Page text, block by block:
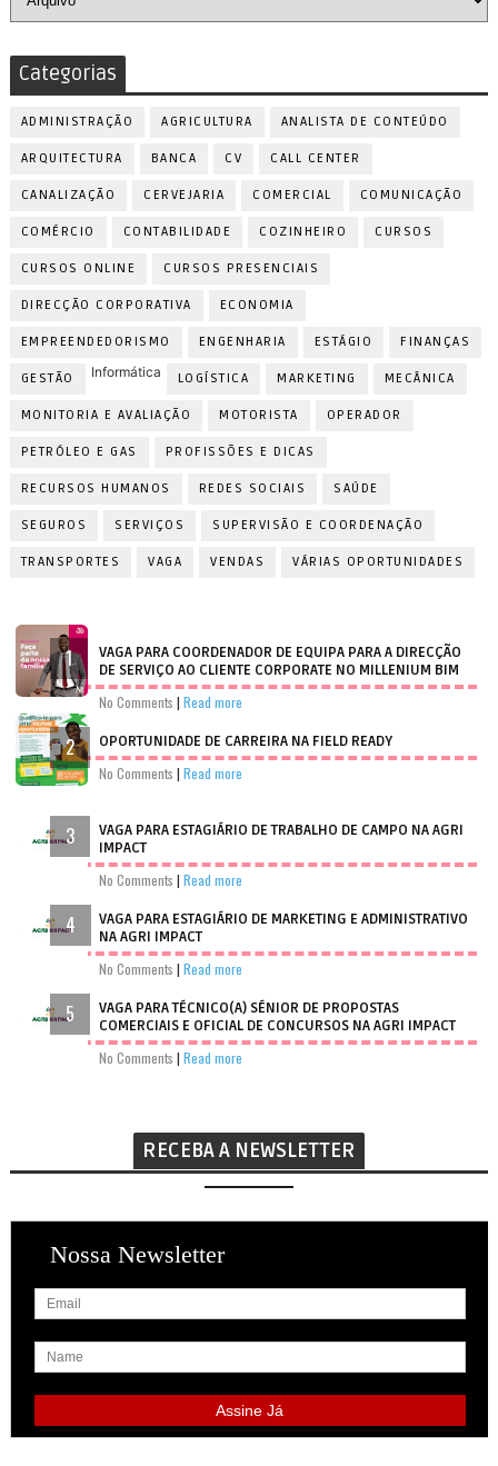
Categorias
ADMINISTRAÇÃO AGRICULTURA ANALISTA DE CONTEÚDO
ARQUITECTURA BANCA CV CALL CENTER
CANALIZAÇÃO CERVEJARIA COMERCIAL COMUNICAÇÃO
COMÉRCIO CONTABILIDADE COZINHEIRO CURSOS
CURSOS ONLINE CURSOS PRESENCIAIS
DIRECÇÃO CORPORATIVA ECONOMIA
EMPREENDEDORISMO ENGENHARIA ESTÁGIO FINANÇAS
GESTÃO Informática LOGÍSTICA MARKETING MECÂNICA
MONITORIA E AVALIAÇÃO MOTORISTA OPERADOR
PETRÓLEO E GAS PROFISSÕES E DICAS
RECURSOS HUMANOS REDES SOCIAIS SAÚDE
SEGUROS SERVIÇOS SUPERVISÃO E COORDENAÇÃO
TRANSPORTES VAGA VENDAS VÁRIAS OPORTUNIDADES
VAGA PARA COORDENADOR DE EQUIPA PARA A DIRECÇÃO
DE SERVIÇO AO CLIENTE CORPORATE NO MILLENIUM BIM
No Comments | Read more
OPORTUNIDADE DE CARREIRA NA FIELD READY
No Comments | Read more
VAGA PARA ESTAGIÁRIO DE TRABALHO DE CAMPO NA AGRI
IMPACT
No Comments | Read more
VAGA PARA ESTAGIÁRIO DE MARKETING E ADMINISTRATIVO
NA AGRI IMPACT
No Comments | Read more
VAGA PARA TÉCNICO(A) SÉNIOR DE PROPOSTAS
COMERCIAIS E OFICIAL DE CONCURSOS NA AGRI IMPACT
No Comments | Read more
RECEBA A NEWSLETTER
Nossa Newsletter